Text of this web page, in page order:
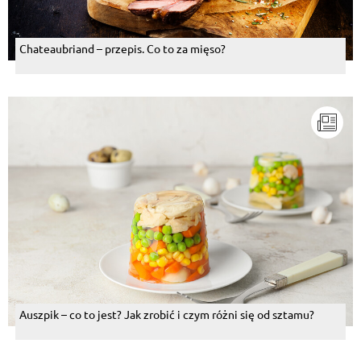
Chateaubriand – przepis. Co to za mięso?
Auszpik – co to jest? Jak zrobić i czym różni się od sztamu?